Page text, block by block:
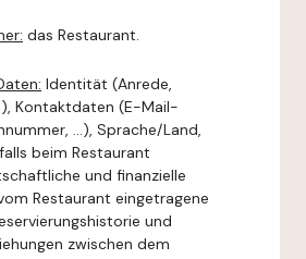
das Restaurant.
Identität (Anrede,
Kontaktdaten (E-Mail-
...), Sprache/Land,
beim Restaurant
und finanzielle
Restaurant eingetragene
und
zwischen dem